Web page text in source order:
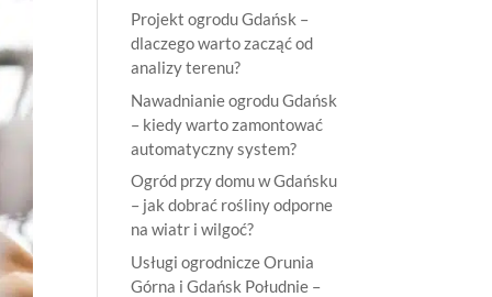
Projekt ogrodu Gdańsk –
dlaczego warto zacząć od
analizy terenu?
Nawadnianie ogrodu Gdańsk
– kiedy warto zamontować
automatyczny system?
Ogród przy domu w Gdańsku
– jak dobrać rośliny odporne
na wiatr i wilgoć?
Usługi ogrodnicze Orunia
Górna i Gdańsk Południe –